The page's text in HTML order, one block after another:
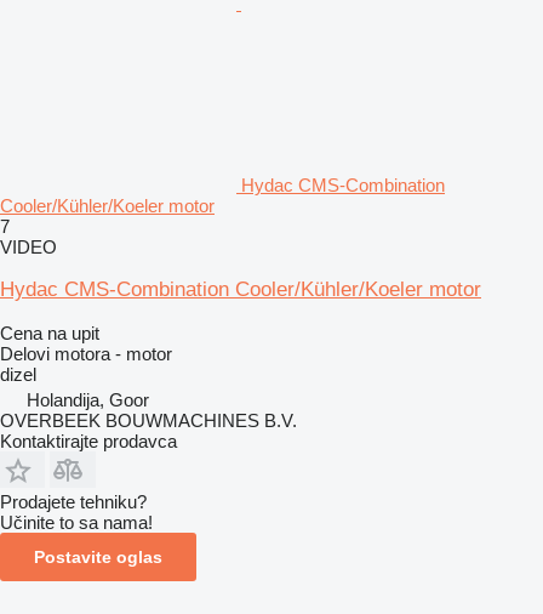
Hydac CMS-Combination
Cooler/Kühler/Koeler motor
7
VIDEO
Hydac CMS-Combination Cooler/Kühler/Koeler motor
Cena na upit
Delovi motora - motor
dizel
Holandija, Goor
OVERBEEK BOUWMACHINES B.V.
Kontaktirajte prodavca
Prodajete tehniku?
Učinite to sa nama!
Postavite oglas